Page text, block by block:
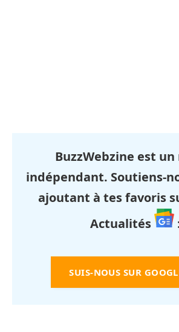
BuzzWebzine est
indépendant. Soutiens-
ajoutant à tes favoris
Actualités
SUIS-NOUS SUR